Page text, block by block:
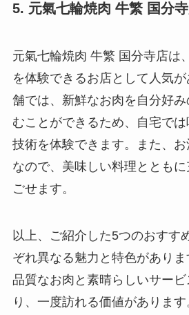
5. 元氣七輪焼肉 牛繁 国分
元氣七輪焼肉 牛繁 国分寺店は
を体験できるお店として人気
舗では、新鮮なお肉を自分好
むことができるため、自宅で
技術を体験できます。また、
なので、美味しい料理ととも
ごせます。
以上、ご紹介した5つのおすす
ぞれ異なる魅力と特色があり
品質なお肉と素晴らしいサー
り、一度訪れる価値がありま